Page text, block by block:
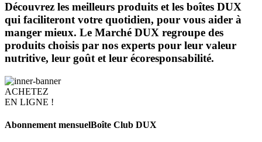
Découvrez les meilleurs produits et les boîtes DUX
qui faciliteront votre quotidien, pour vous aider à
manger mieux. Le Marché DUX regroupe des
produits choisis par nos experts pour leur valeur
nutritive, leur goût et leur écoresponsabilité.
ACHETEZ
EN LIGNE !
Abonnement mensuelBoîte Club DUX